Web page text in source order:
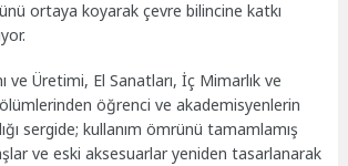
ortaya koyarak çevre bilincine katkı
ve Üretimi, El Sanatları, İç Mimarlık ve
öğrenci ve akademisyenlerin
sergide; kullanım ömrünü tamamlamış
ve eski aksesuarlar yeniden tasarlanarak